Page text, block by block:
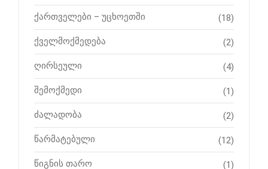
ქართველები – უცხოეთში (18)
ქველმოქმედება (2)
ღირსეული (4)
შემოქმედი (1)
ძალადობა (2)
წარმატებული (12)
წიგნის თარო (1)